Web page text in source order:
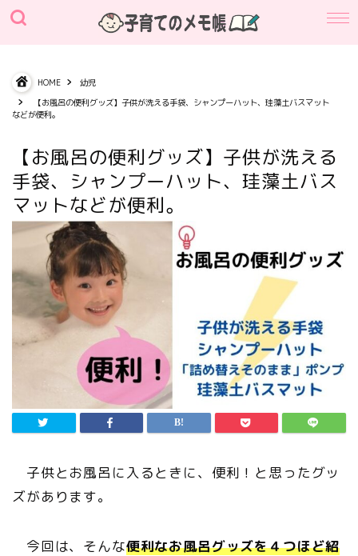
HOME
幼児
【お風呂の便利グッズ】子供が洗える手袋、シャンプーハット、珪藻土バスマット
などが便利。
【お風呂の便利グッズ】子供が洗える
手袋、シャンプーハット、珪藻土バス
マットなどが便利。
子供とお風呂に入るときに、便利！と思ったグッ
ズがあります。
今回は、そんな便利なお風呂グッズを４つほど紹